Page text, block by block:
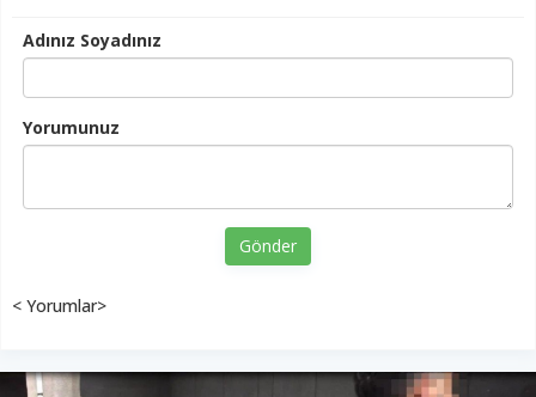
Adınız Soyadınız
Yorumunuz
Gönder
< Yorumlar>